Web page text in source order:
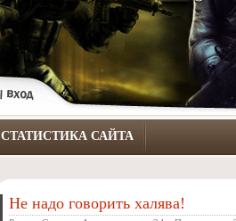
СТАТИСТИКА САЙТА
Не надо говорить халява!